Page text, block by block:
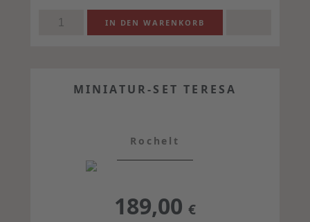
MINIATUR-SET TERESA
Rochelt
189,00 €